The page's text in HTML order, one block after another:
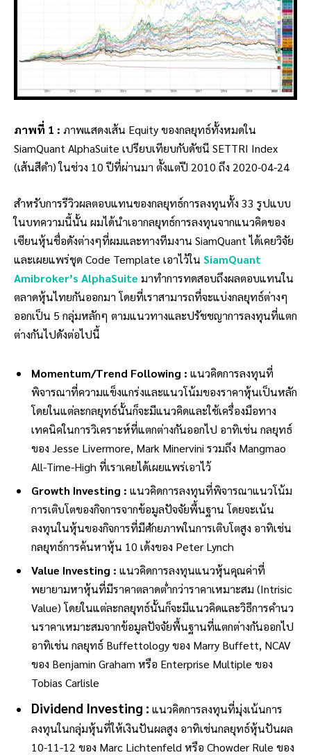
ภาพที่ 1 : ภาพแสดงเส้น Equity ของกลยุทธ์ทั้งหมดใน
SiamQuant AlphaSuite เปรียบเทียบกับดัชนี SETTRI Index
(เส้นสีดำ) ในช่วง 10 ปีที่ผ่านมา ตั้งแต่ปี 2010 ถึง 2020-04-24
สำหรับการรีวิวผลตอบแทนของกลยุทธ์การลงทุนทั้ง 33 รูปแบบ
ในบทความนี้นั้น ผมได้นำเอากลยุทธ์การลงทุนจากแนวคิดของ
เซียนหุ้นชื่อดังต่างๆที่ผมและทางทีมงาน SiamQuant ได้เคยวิจัย
และเผยแพร่ชุด Code Template เอาไว้ใน SiamQuant
Amibroker’s AlphaSuite มาทำการทดสอบถึงผลตอบแทนใน
ตลาดหุ้นไทยกันออกมา โดยที่เราสามารถที่จะแบ่งกลยุทธ์ต่างๆ
ออกเป็น 5 กลุ่มหลักๆ ตามแนวทางและปรัชชญาการลงทุนที่แตก
ต่างกันไปดังต่อไปนี้
Momentum/Trend Following : แนวคิดการลงทุนที่
พิจารณาที่ความแข็งแกร่งและแนวโน้มของราคาหุ้นเป็นหลัก
โดยในแต่ละกลยุทธ์นั้นก็จะมีแนวคิดและใช้เครื่องมือทาง
เทคนิคในการวิเคราะห์ที่แตกต่างกันออกไป อาทิเช่น กลยุทธ์
ของ Jesse Livermore, Mark Minervini รวมถึง Mangmao
All-Time-High ที่เราเคยได้เผยแพร่เอาไว้
Growth Investing : แนวคิดการลงทุนที่พิจารณาแนวโน้ม
การเติบโตของกิจการจากข้อมูลปัจจัยพื้นฐาน โดยจะเน้น
ลงทุนในหุ้นของกิจการที่มีศักยภาพในการเติบโตสูง อาทิเช่น
กลยุทธ์การค้นหาหุ้น 10 เด้งของ Peter Lynch
Value Investing : แนวคิดการลงทุนแนวหุ้นคุณค่าที่
พยายามหาหุ้นที่มีราคาตลาดต่ำกว่าราคาเหมาะสม (Intrisic
Value) โดยในแต่ละกลยุทธ์นั้นก็จะมีแนวคิดและวิธีการคำนว
นราคาเหมาะสมจากข้อมูลปัจจัยพื้นฐานที่แตกต่างกันออกไป
อาทิเช่น กลยุทธ์ Buffettology ของ Marry Buffett, NCAV
ของ Benjamin Graham หรือ Enterprise Multiple ของ
Tobias Carlisle
Dividend Investing : แนวคิดการลงทุนที่มุ่งเน้นการ
ลงทุนในกลุ่มหุ้นที่ให้เงินปันผลสูง อาทิเช่นกลยุทธ์หุ้นปันผล
10-11-12 ของ Marc Lichtenfeld หรือ Chowder Rule ของ